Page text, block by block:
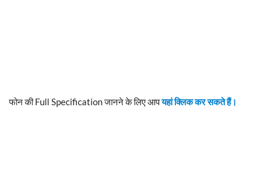
फोन की Full Specification जानने के लिए आपयहां क्लिक कर सकते हैं।